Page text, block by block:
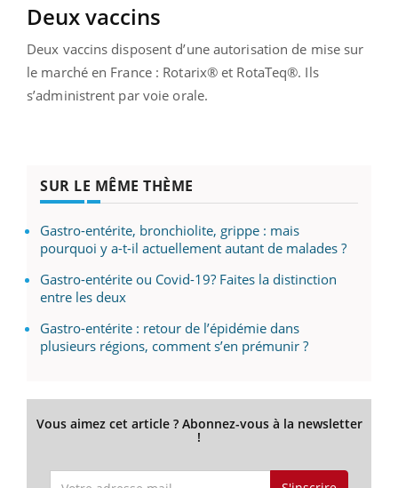
Deux vaccins
Deux vaccins disposent d’une autorisation de mise sur
le marché en France : Rotarix® et RotaTeq®. Ils
s’administrent par voie orale.
SUR LE MÊME THÈME
Gastro-entérite, bronchiolite, grippe : mais
pourquoi y a-t-il actuellement autant de malades ?
Gastro-entérite ou Covid-19? Faites la distinction
entre les deux
Gastro-entérite : retour de l’épidémie dans
plusieurs régions, comment s’en prémunir ?
Vous aimez cet article ? Abonnez-vous à la newsletter
!